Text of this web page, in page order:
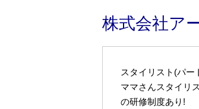
株式会社ア
スタイリスト(パー
ママさんスタイリ
の研修制度あり!